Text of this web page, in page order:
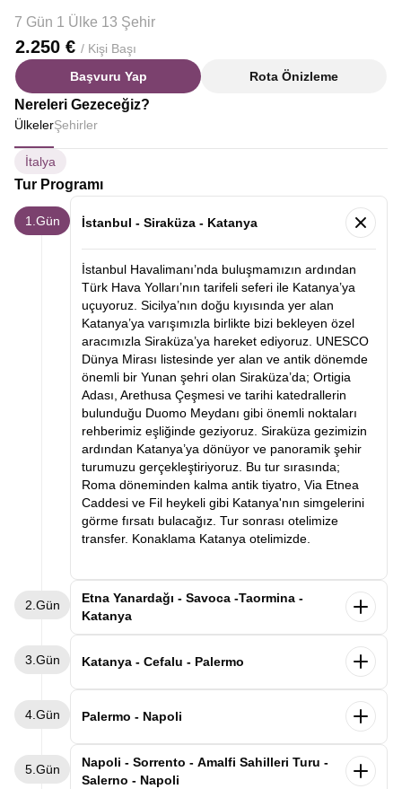
7 Gün 1 Ülke 13 Şehir
2.250 € / Kişi Başı
Başvuru Yap
Rota Önizleme
Nereleri Gezeceğiz?
ÜlkelerŞehirler
İtalya
Tur Programı
1.Gün İstanbul - Siraküza - Katanya
İstanbul Havalimanı’nda buluşmamızın ardından
Türk Hava Yolları’nın tarifeli seferi ile Katanya’ya
uçuyoruz. Sicilya’nın doğu kıyısında yer alan
Katanya’ya varışımızla birlikte bizi bekleyen özel
aracımızla Siraküza’ya hareket ediyoruz. UNESCO
Dünya Mirası listesinde yer alan ve antik dönemde
önemli bir Yunan şehri olan Siraküza’da; Ortigia
Adası, Arethusa Çeşmesi ve tarihi katedrallerin
bulunduğu Duomo Meydanı gibi önemli noktaları
rehberimiz eşliğinde geziyoruz. Siraküza gezimizin
ardından Katanya’ya dönüyor ve panoramik şehir
turumuzu gerçekleştiriyoruz. Bu tur sırasında;
Roma döneminden kalma antik tiyatro, Via Etnea
Caddesi ve Fil heykeli gibi Katanya'nın simgelerini
görme fırsatı bulacağız. Tur sonrası otelimize
transfer. Konaklama Katanya otelimizde.
2.Gün
Etna Yanardağı - Savoca -Taormina -
Katanya
unutulmaz bir gün için hareket ediyoruz. İlk
gözlemleyebileceğimiz bir gezinti ve fotoğraf molası
veriyoruz. Ardından Godfather (Baba) filminin ikonik
Burada Bar Vitelli ve Santa Lucia Kilisesi’ni ziyaret
3.Gün Katanya - Cefalu - Palermo
valizlerimizle birlikte Palermo’ya doğru yola
Tarihi sokakları, deniz kenarındaki manzarası ve
4.Gün Palermo - Napoli
havalimanına transfer oluyoruz. Volotea Hava
5.Gün
Napoli - Sorrento - Amalfi Sahilleri Turu -
Salerno - Napoli